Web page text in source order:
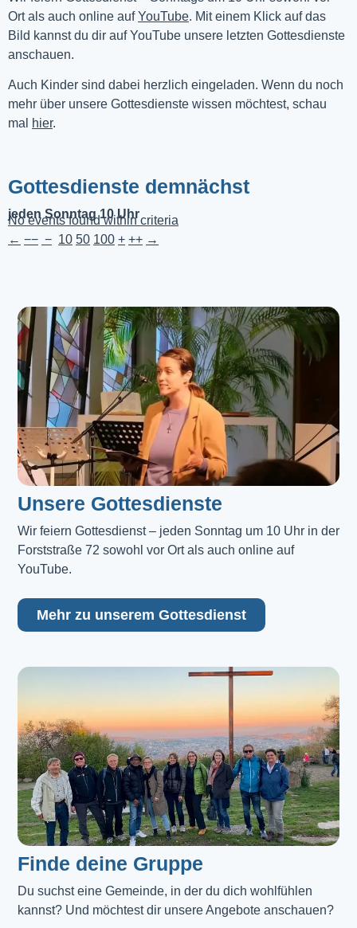
Ort als auch online auf YouTube. Mit einem Klick auf das
Bild kannst du dir auf YouTube unsere letzten Gottesdienste
anschauen.
Auch Kinder sind dabei herzlich eingeladen. Wenn du noch
mehr über unsere Gottesdienste wissen möchtest, schau
mal
hier.
Gottesdienste demnächst
jeden Sonntag 10 Uhr
No events found within criteria
← −− − 10 50 100 + ++ →
Unsere Gottesdienste
Wir feiern Gottesdienst – jeden Sonntag um 10 Uhr in der
Forststraße 72 sowohl vor Ort als auch online auf
YouTube.
Mehr zu unserem Gottesdienst
Finde deine Gruppe
Du suchst eine Gemeinde, in der du dich wohlfühlen
kannst? Und möchtest dir unsere Angebote anschauen?